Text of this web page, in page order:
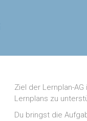
Ziel der Lernplan-
Lernplans zu
Du bringst die